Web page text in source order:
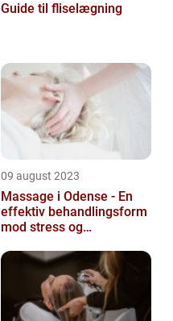
Guide til fliselægning
09 august 2023
Massage i Odense - En
effektiv behandlingsform
mod stress og